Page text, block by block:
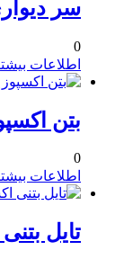
سر
0
اطلاعات
بتن
0
اطلاعات
تایل